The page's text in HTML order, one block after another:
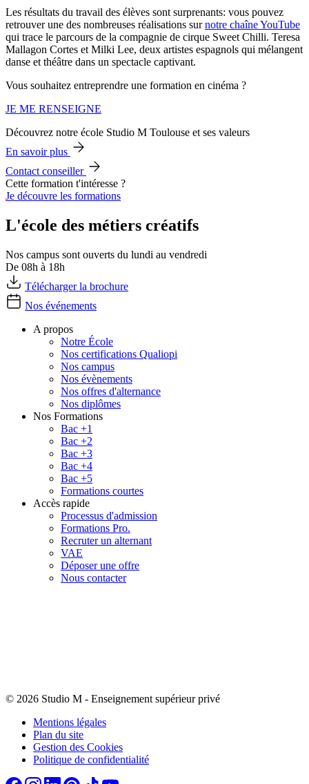
Les résultats du travail des élèves sont surprenants: vous pouvez
retrouver une des nombreuses réalisations surnotre chaîne YouTube
qui trace le parcours de la compagnie de cirque Sweet Chilli. Teresa
Mallagon Cortes et Milki Lee, deux artistes espagnols qui mélangent
danse et théâtre dans un spectacle captivant.
Vous souhaitez entreprendre une formation en cinéma ?
JE ME RENSEIGNE
Découvrez notre école Studio M Toulouse et ses valeurs
En savoir plus
Contact conseiller
Cette formation t'intéresse ?
Je découvre les formations
L'école des métiers créatifs
Nos campus sont ouverts du lundi au vendredi
De 08h à 18h
Télécharger la brochure
Nos événements
A propos
Notre École
Nos certifications Qualiopi
Nos campus
Nos évènements
Nos offres d'alternance
Nos diplômes
Nos Formations
Bac +1
Bac +2
Bac +3
Bac +4
Bac +5
Formations courtes
Accès rapide
Processus d'admission
Formations Pro.
Recruter un alternant
VAE
Déposer une offre
Nous contacter
© 2026 Studio M - Enseignement supérieur privé
Mentions légales
Plan du site
Gestion des Cookies
Politique de confidentialité